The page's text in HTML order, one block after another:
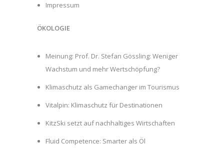
Impressum
ÖKOLOGIE
Meinung: Prof. Dr. Stefan Gössling: Weniger
Wachstum und mehr Wertschöpfung?
Klimaschutz als Gamechanger im Tourismus
Vitalpin: Klimaschutz für Destinationen
KitzSki setzt auf nachhaltiges Wirtschaften
Fluid Competence: Smarter als Öl